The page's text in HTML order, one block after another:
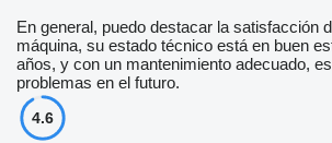
En general, puedo destacar la satisfacción
máquina, su estado técnico está en buen
años, y con un mantenimiento adecuado,
problemas en el futuro.
4.6